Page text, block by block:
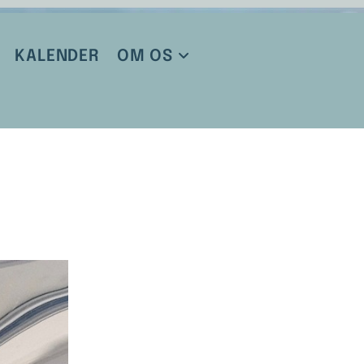
KALENDER OM OS